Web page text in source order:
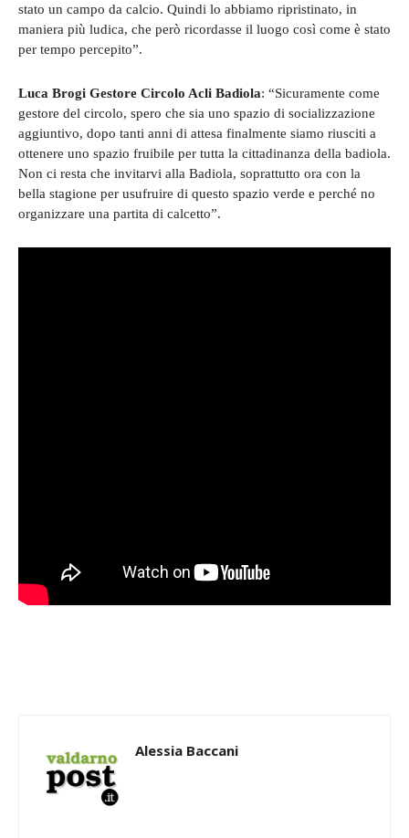
stato un campo da calcio. Quindi lo abbiamo ripristinato, in
maniera più ludica, che però ricordasse il luogo così come è stato
per tempo percepito”.
Luca Brogi Gestore Circolo Acli Badiola: “Sicuramente come
gestore del circolo, spero che sia uno spazio di socializzazione
aggiuntivo, dopo tanti anni di attesa finalmente siamo riusciti a
ottenere uno spazio fruibile per tutta la cittadinanza della badiola.
Non ci resta che invitarvi alla Badiola, soprattutto ora con la
bella stagione per usufruire di questo spazio verde e perché no
organizzare una partita di calcetto”.
Alessia Baccani